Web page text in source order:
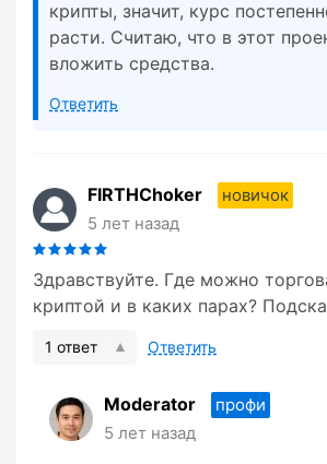
крипты, значит, курс
расти. Считаю, что в этот
вложить средства.
Ответить
FIRTHChoker
новичок
5 лет назад
Здравствуйте. Где можно
криптой и в каких парах?
1 ответ Ответить
Moderator
профи
5 лет назад